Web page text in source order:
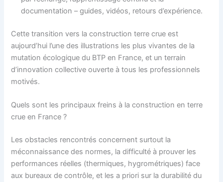
documentation – guides, vidéos, retours d’expérience.
Cette transition vers la construction terre crue est
aujourd’hui l’une des illustrations les plus vivantes de la
mutation écologique du BTP en France, et un terrain
d’innovation collective ouverte à tous les professionnels
motivés.
Quels sont les principaux freins à la construction en terre
crue en France ?
Les obstacles rencontrés concernent surtout la
méconnaissance des normes, la difficulté à prouver les
performances réelles (thermiques, hygrométriques) face
aux bureaux de contrôle, et les a priori sur la durabilité du